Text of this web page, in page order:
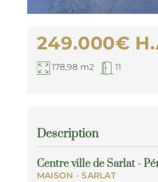
249.000€
178,98 m2 11
Description
Centre ville de Sarlat -
MAISON - SARLAT